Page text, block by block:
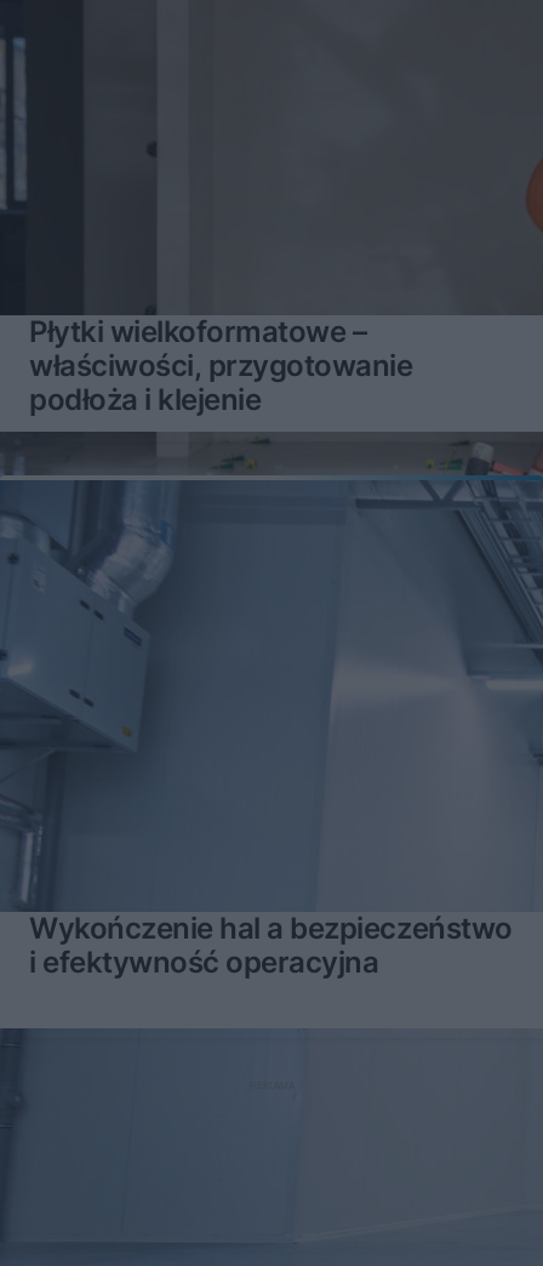
Płytki wielkoformatowe –
właściwości, przygotowanie
podłoża i klejenie
Wykończenie hal a bezpieczeństwo
i efektywność operacyjna